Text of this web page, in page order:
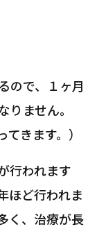
ので、１ヶ月
ません。
きます。）
行われます
ほど行われま
く、治療が長